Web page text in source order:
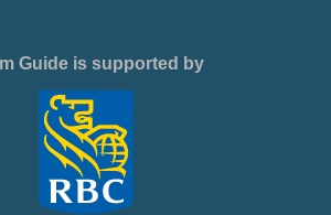
Guide is supported by